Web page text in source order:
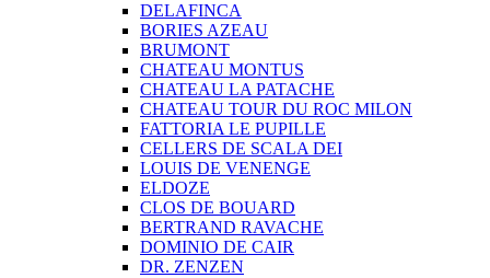
DELAFINCA
BORIES AZEAU
BRUMONT
CHATEAU MONTUS
CHATEAU LA PATACHE
CHATEAU TOUR DU ROC MILON
FATTORIA LE PUPILLE
CELLERS DE SCALA DEI
LOUIS DE VENENGE
ELDOZE
CLOS DE BOUARD
BERTRAND RAVACHE
DOMINIO DE CAIR
DR. ZENZEN